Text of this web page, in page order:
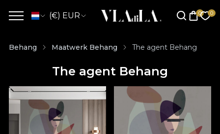
(€) EUR
Behang Maatwerk Behang The agent Behang
The agent Behang